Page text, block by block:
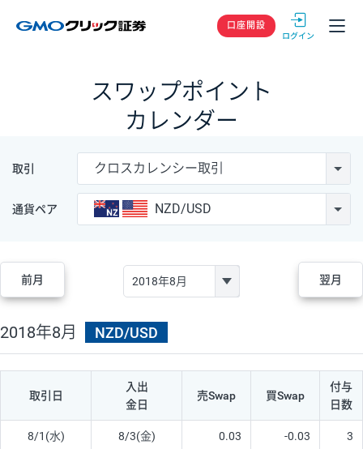
GMOクリック
口座開設
スワップポイント
カレンダー
取引 クロスカレンシー取引
通貨ペア NZD/USD
前月 翌月
2018年8月 NZD/USD
取引日
入出
金日
売Swap 買Swap
付与
日数
8/1(水) 8/3(金) 0.03 -0.03 3